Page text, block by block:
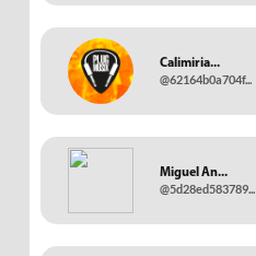
Calimiria...
@62164b0a704f...
Miguel An...
@5d28ed583789...